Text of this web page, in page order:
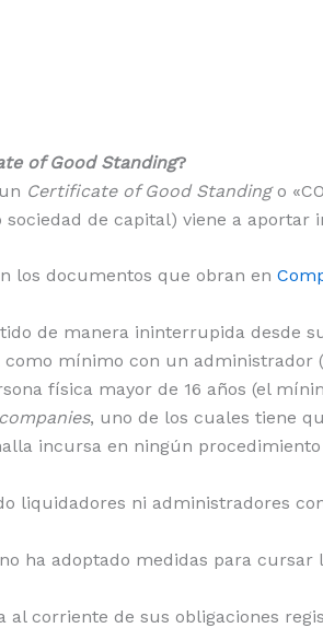
of Good Standing?
Certificate of Good Standingo
sociedad de capital) viene a aportar
los documentos que obran en
de manera ininterrupida desde
como mínimo con un administrador
física mayor de 16 años (el
, uno de los cuales tiene
incursa en ningún
liquidadores ni administradores
ha adoptado medidas para
al corriente de sus obligaciones